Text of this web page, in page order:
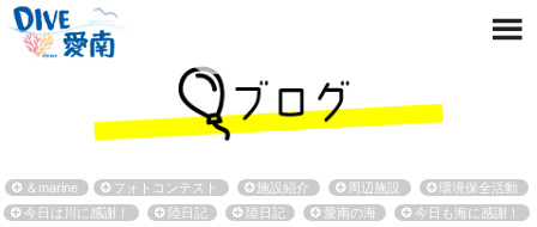
＆marine フォトコンテスト 施設紹介 周辺施設
環境保全活動
今日は川に感謝！
陸日記 陸日記 愛南の海
今日も海に感謝！